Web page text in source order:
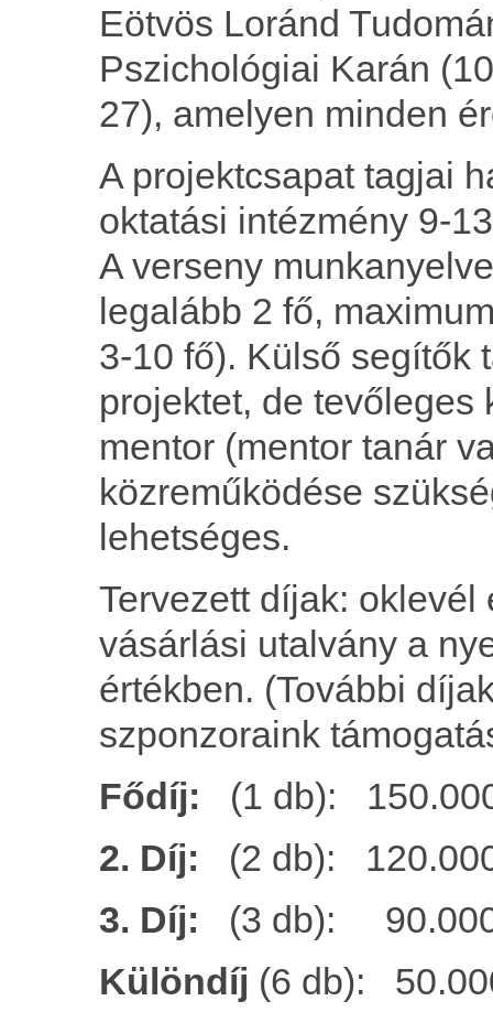
Eötvös Loránd
Pszichológiai Karán
27), amelyen minden
A projektcsapat tagjai
oktatási intézmény 9-
A verseny
legalább 2 fő,
3-10 fő). Külső segítők
projektet, de tevőleges
mentor (mentor tanár
közreműködése
lehetséges.
Tervezett díjak:
vásárlási utalvány a
értékben. (További
szponzoraink
Fődíj: (1 db):
2. Díj: (2 db):
3. Díj: (3 db):
Különdíj (6 db):